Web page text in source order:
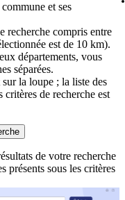
et ses
recherche compris entre
est de 10 km).
départements, vous
séparées.
la loupe ; la liste des
de recherche est
de votre recherche
présents sous les critères